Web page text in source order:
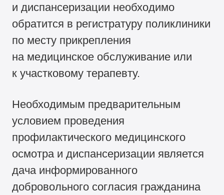
и диспансеризации необходимо
обратится в регистратуру поликлиники
по месту прикрепления
на медицинское обслуживание или
к участковому терапевту.
Необходимым предварительным
условием проведения
профилактического медицинского
осмотра и диспансеризации является
дача информированного
добровольного согласия гражданина